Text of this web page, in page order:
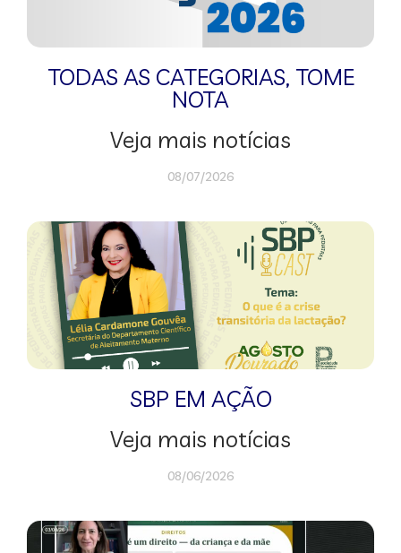
TODAS AS CATEGORIAS, TOME
NOTA
Veja mais notícias
08/07/2026
SBP EM AÇÃO
Veja mais notícias
08/06/2026